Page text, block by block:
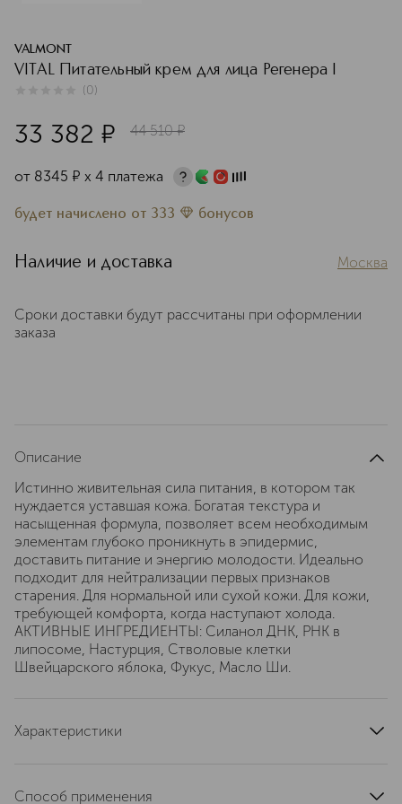
VALMONT
VITAL Питательный крем для лица Регенера I
(0)
33 382 ¤ 44 510 ¤
от 8345 ¤ х 4 платежа
будет начислено от 333 бонусов
Наличие и доставка Москва
Сроки доставки будут рассчитаны при оформлении
заказа
Описание
Истинно живительная сила питания, в котором так
нуждается уставшая кожа. Богатая текстура и
насыщенная формула, позволяет всем необходимым
элементам глубоко проникнуть в эпидермис,
доставить питание и энергию молодости. Идеально
подходит для нейтрализации первых признаков
старения. Для нормальной или сухой кожи. Для кожи,
требующей комфорта, когда наступают холода.
АКТИВНЫЕ ИНГРЕДИЕНТЫ: Силанол ДНК, РНК в
липосоме, Настурция, Стволовые клетки
Швейцарского яблока, Фукус, Масло Ши.
Характеристики
текстура
Способ применения